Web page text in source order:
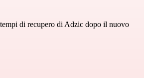
di recupero di Adzic dopo il nuovo